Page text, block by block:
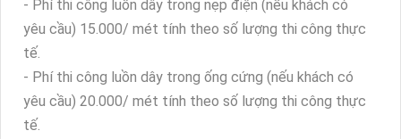
- Phí thi công luồn dây trong nẹp điện (nếu khách có
yêu cầu) 15.000/ mét tính theo số lượng thi công thực
tế.
- Phí thi công luồn dây trong ống cứng (nếu khách có
yêu cầu) 20.000/ mét tính theo số lượng thi công thực
tế.